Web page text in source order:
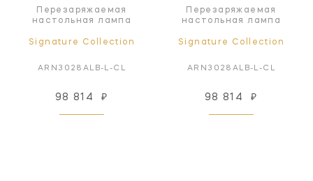
Перезаряжаемая
настольная лампа
Signature Collection
ARN3028ALB-L-CL
98 814 ₽
Перезаряжаемая
настольная лампа
Signature Collection
ARN3028ALB-L-CL
98 814 ₽